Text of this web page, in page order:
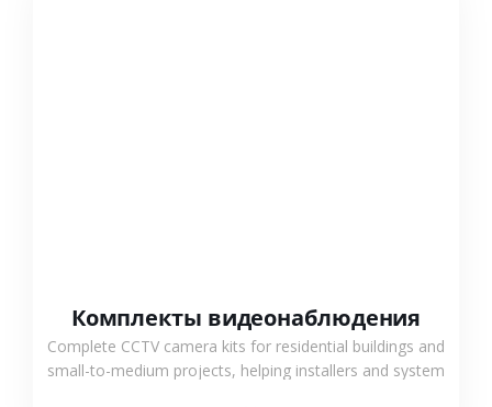
Комплекты видеонаблюдения
Complete CCTV camera kits for residential buildings and
small-to-medium projects, helping installers and system